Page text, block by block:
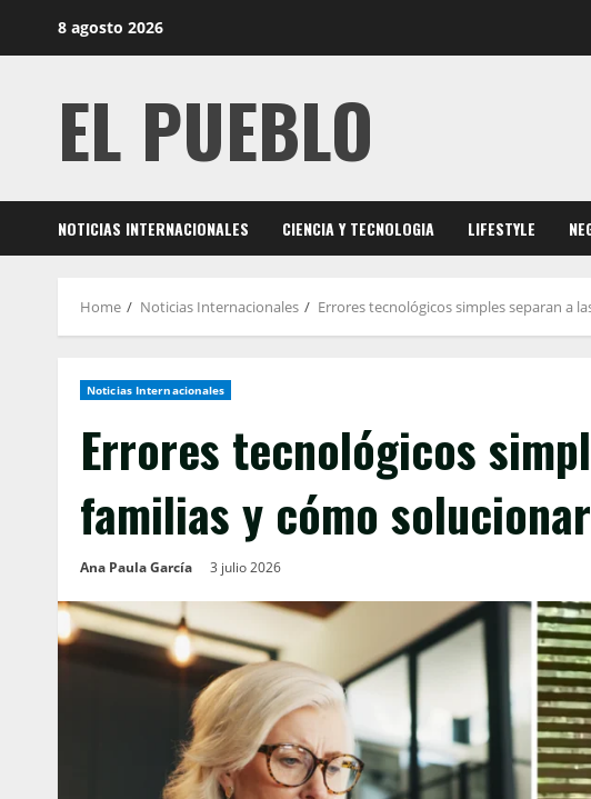
8 agosto 2026
EL PUEBLO
NOTICIAS INTERNACIONALES CIENCIA Y TECNOLOGIA LIFESTYLE
Home Noticias Internacionales Errores tecnológicos simples separan a
Noticias Internacionales
Errores tecnológicos
familias y cómo
Ana Paula García 3 julio 2026